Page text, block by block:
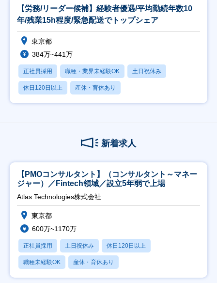
【労務/リーダー候補】経験者優遇/平均勤続年数10
年/残業15h程度/緊急配送でトップシェア
東京都
384万~441万
正社員採用 職種・業界未経験OK 土日祝休み
休日120日以上 産休・育休あり
新着求人
【PMOコンサルタント】（コンサルタント～マネー
ジャー）／Fintech領域／設立5年弱で上場
Atlas Technologies株式会社
東京都
600万~1170万
正社員採用 土日祝休み 休日120日以上
職種未経験OK 産休・育休あり